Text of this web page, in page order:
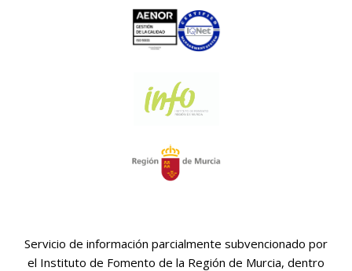
Servicio de información parcialmente subvencionado por
el Instituto de Fomento de la Región de Murcia, dentro